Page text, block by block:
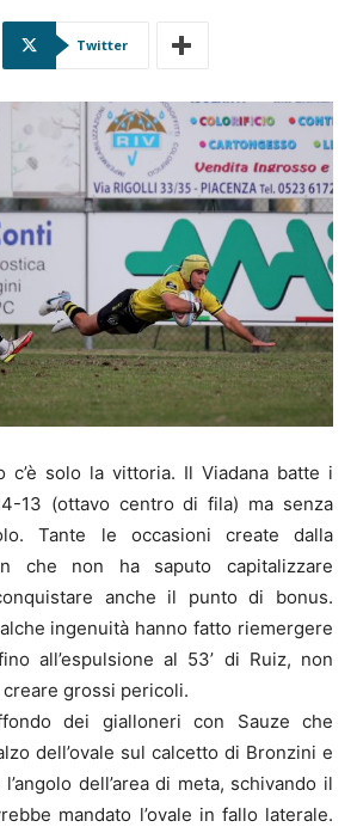
Twitter
c’è solo la vittoria. Il Viadana batte i
13 (ottavo centro di fila) ma senza
Tante le occasioni create dalla
che non ha saputo capitalizzare
anche il punto di bonus.
ingenuità hanno fatto riemergere
all’espulsione al 53’ di Ruiz, non
grossi pericoli.
dei gialloneri con Sauze che
dell’ovale sul calcetto di Bronzini e
dell’area di meta, schivando il
mandato l’ovale in fallo laterale.